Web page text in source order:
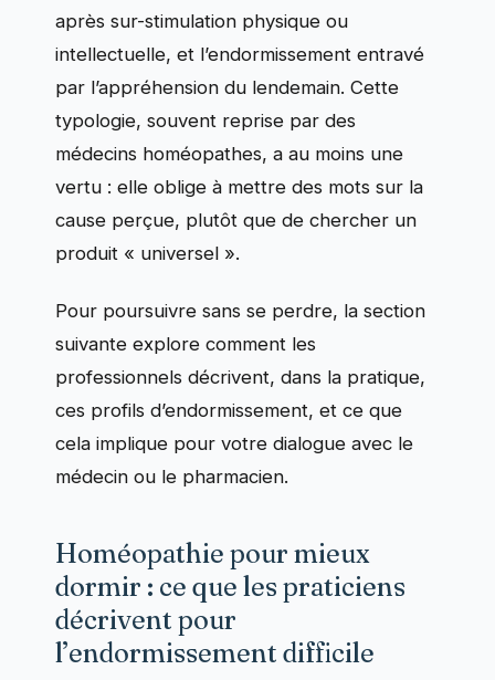
après sur-stimulation physique ou
intellectuelle, et l’endormissement entravé
par l’appréhension du lendemain. Cette
typologie, souvent reprise par des
médecins homéopathes, a au moins une
vertu : elle oblige à mettre des mots sur la
cause perçue, plutôt que de chercher un
produit « universel ».
Pour poursuivre sans se perdre, la section
suivante explore comment les
professionnels décrivent, dans la pratique,
ces profils d’endormissement, et ce que
cela implique pour votre dialogue avec le
médecin ou le pharmacien.
Homéopathie pour mieux
dormir : ce que les praticiens
décrivent pour
l’endormissement difficile